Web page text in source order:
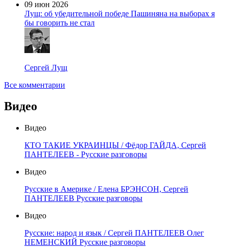
09 июн 2026
Лущ: об убедительной победе Пашиняна на выборах я
бы говорить не стал
Сергей Лущ
Все комментарии
Видео
Видео
КТО ТАКИЕ УКРАИНЦЫ / Фёдор ГАЙДА, Сергей
ПАНТЕЛЕЕВ - Русские разговоры
Видео
Русские в Америке / Елена БРЭНСОН, Сергей
ПАНТЕЛЕЕВ Русские разговоры
Видео
Русские: народ и язык / Сергей ПАНТЕЛЕЕВ Олег
НЕМЕНСКИЙ Русские разговоры